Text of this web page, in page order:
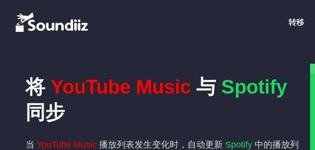
转移
将 YouTube Music 与 Spotify
同步
当 YouTube Music 播放列表发生变化时，自动更新 Spotify 中的播放列